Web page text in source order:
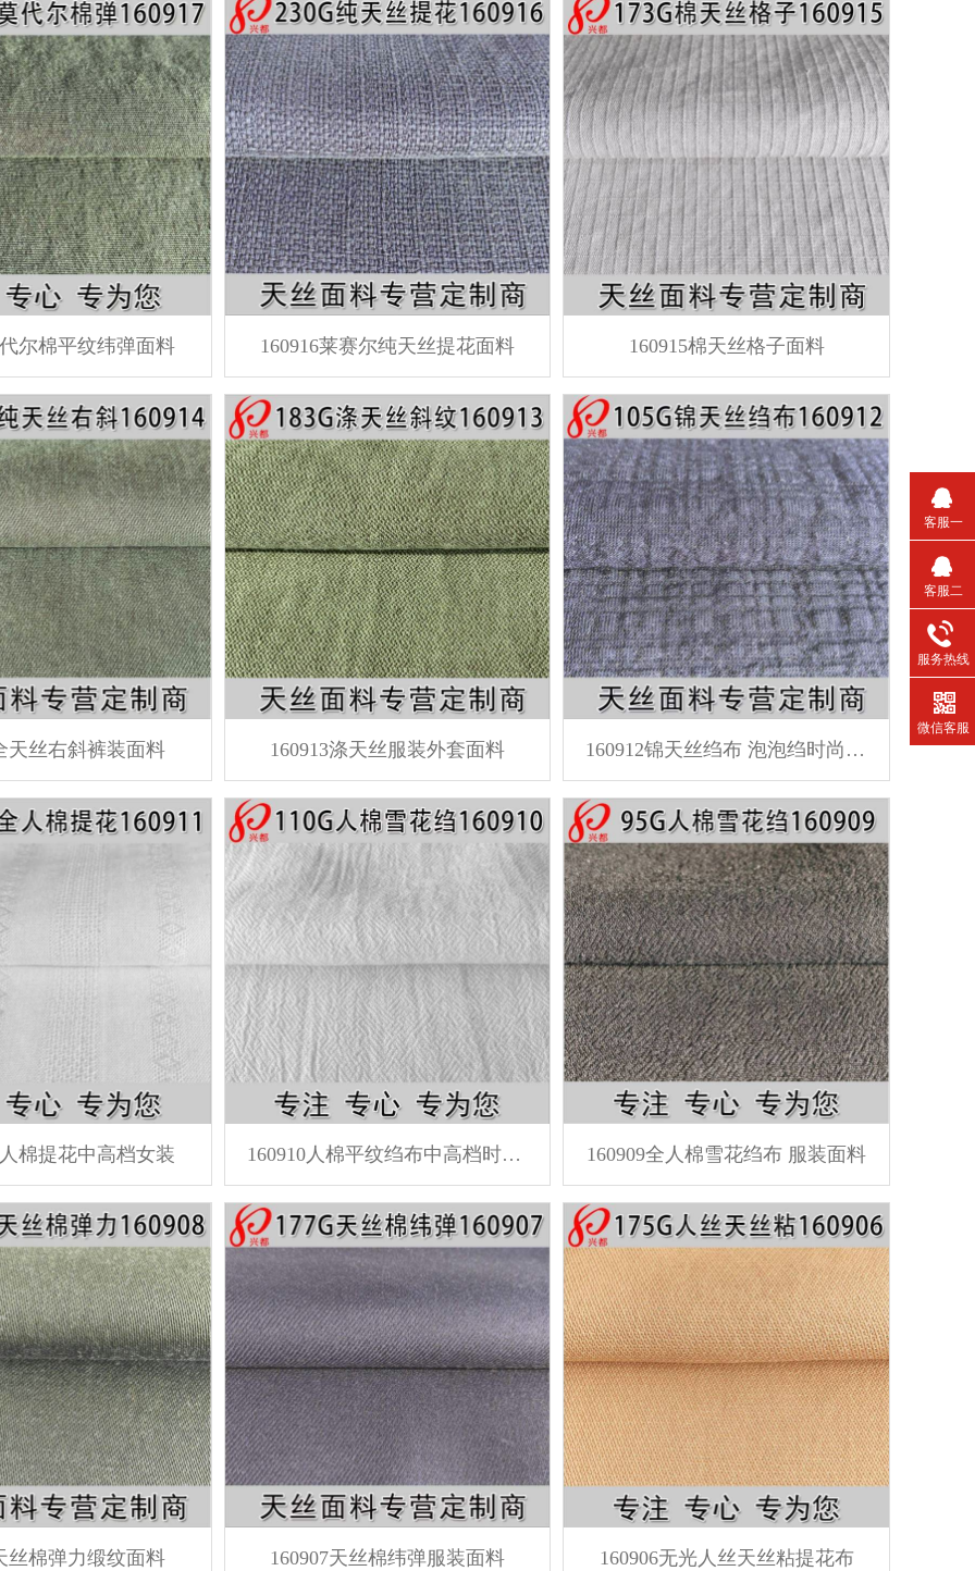
尔棉平纹纬弹面料 160916莱赛尔纯天丝提花面料 160915棉天丝格子面料
天丝右斜裤装面料 160913涤天丝服装外套面料 160912锦天丝绉布 泡泡绉时尚女装面料
棉提花中高档女装 160910人棉平纹绉布中高档时尚女装面料 160909全人棉雪花绉布 服装面料
丝棉弹力缎纹面料 160907天丝棉纬弹服装面料 160906无光人丝天丝粘提花布
客服一
客服二
服务热线
微信客服